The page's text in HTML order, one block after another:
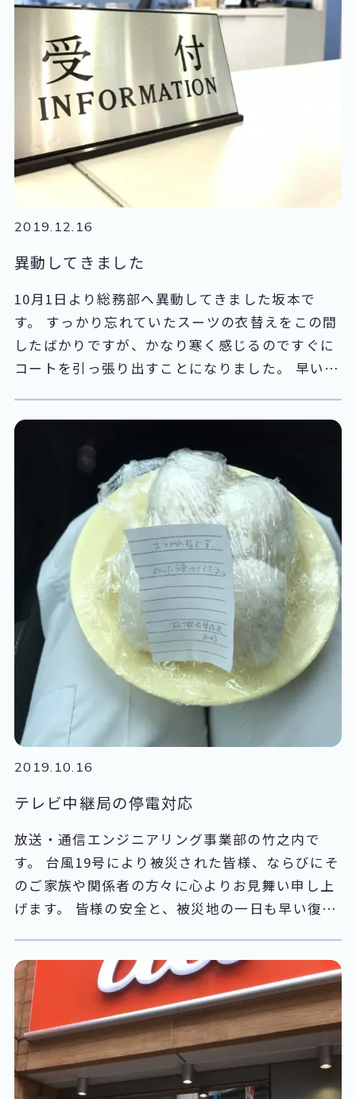
が待ち合わせ場所です。
2019.12.16
異動してきました
10月1日より総務部へ異動してきました坂本で
す。 すっかり忘れていたスーツの衣替えをこの間
したばかりですが、かなり寒く感じるのですぐに
コートを引っ張り出すことになりました。 早いも
満足し、後に9やっていないことを思い出し慌て
て残りをこなす、なんてこともあります。
2019.10.16
テレビ中継局の停電対応
放送・通信エンジニアリング事業部の竹之内で
す。 台風19号により被災された皆様、ならびにそ
のご家族や関係者の方々に心よりお見舞い申し上
げます。 皆様の安全と、被災地の一日も早い復旧
した。 千葉県内にあるテレビ中継局も例外ではあ
りません。 今回は中継局の停電対応についてレポ
ートを記録したいと思います。 私が対応した中継
局は鴨川市にあります。 高速道路を出たとたんに
台風の脅威を目の当たりにします。 強風により倒
木し、その影響により給電線が断線、ひどい場所